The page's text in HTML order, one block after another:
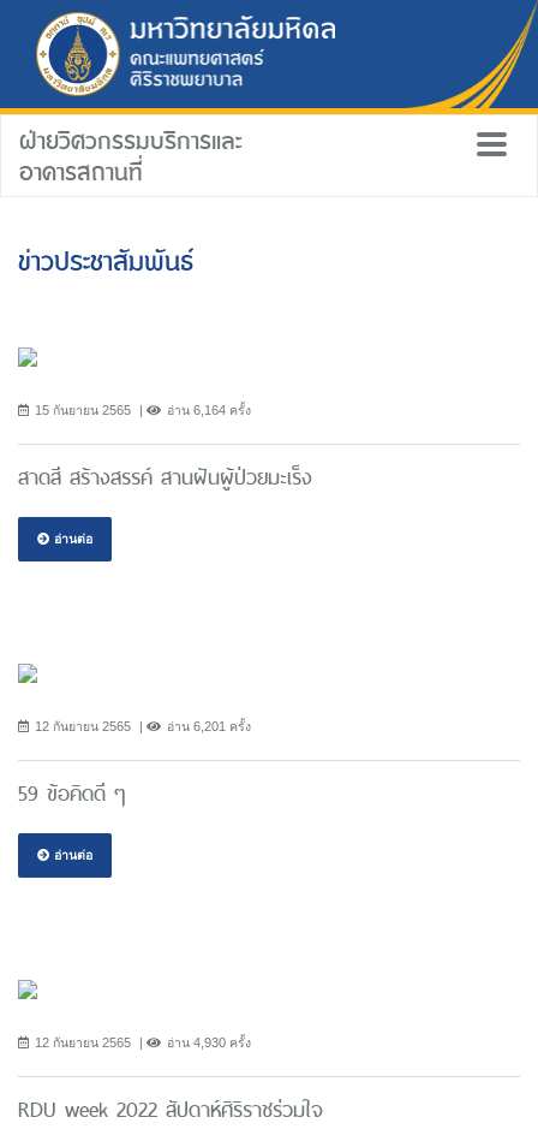
ฝ่ายวิศวกรรมบริการและ
อาคารสถานที่
ข่าวประชาสัมพันธ์
15 กันยายน 2565 อ่าน 6,164 ครั้ง
สาดสี สร้างสรรค์ สานฝันผู้ป่วยมะเร็ง
อ่านต่อ
12 กันยายน 2565 อ่าน 6,201 ครั้ง
59 ข้อคิดดี ๆ
อ่านต่อ
12 กันยายน 2565 อ่าน 4,930 ครั้ง
RDU week 2022 สัปดาห์ศิริราชร่วมใจ